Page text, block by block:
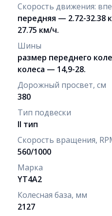
Скорость движения:
передняя — 2.72-32.38
27.75 км/ч.
Шины
размер переднего
колеса — 14,9-28.
Дорожный просвет, см
380
Тип подвески
II тип
Скорость вращения,
560/1000
Марка
YT4A2
Колесная база, мм
2127